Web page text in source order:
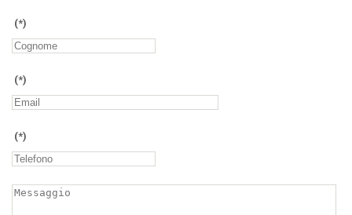
(*)
(*)
(*)